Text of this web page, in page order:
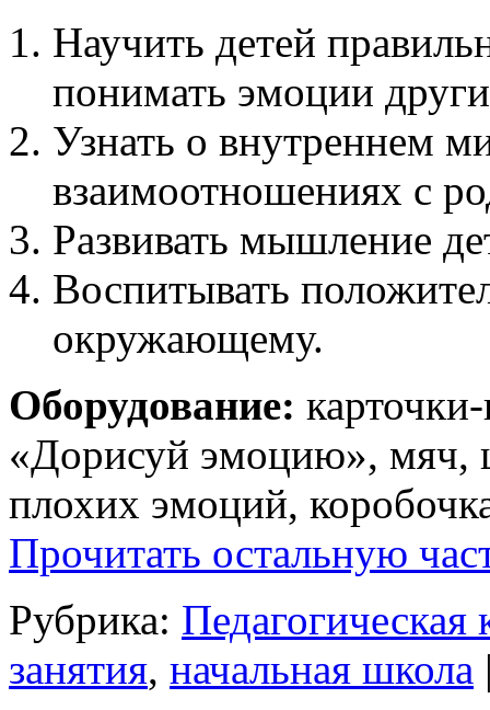
Научить детей
понимать эмоции
Узнать о внутреннем
взаимоотношениях с
Развивать мышление
Воспитывать
окружающему.
Оборудование:
«Дорисуй эмоцию», мяч,
плохих эмоций,
Прочитать остальную
Рубрика: Педагогическая
занятия, начальная школа